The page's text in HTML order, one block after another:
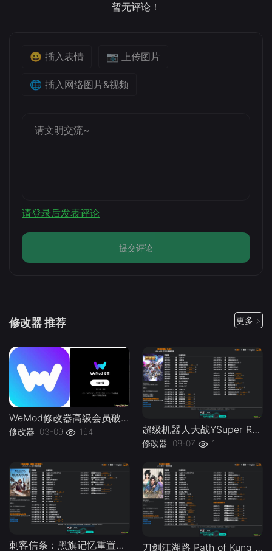
暂无评论！
😀 插入表情 📷 上传图片
🌐 插入网络图片&视频
请登录后发表评论
提交评论
修改器 推荐 更多 >
WeMod修改器高级会员破解版.综合类修改器软件解锁版-
修改器 03-09 194 超级机器人大战YSuper Robot Wars Y v1.0-v1.2 Plus 37 Trainer-单机修改器下载-仅支持迅雷（部分修改器仅支持本站游戏本体
修改器 08-07 1
刺客信条：黑旗记忆重置Assassins Creed Black Flag Resynced v1.0-v1.0.x Plus 30 Trainer-单机修改器下载-仅支持迅雷（部分修改器仅支持本站游戏本体 刀剑江湖路 Path of Kung Fu v1.0 Plus 41 Trainer-单机修改器下载-仅支持迅雷（部分修改器仅支持本站游戏本体